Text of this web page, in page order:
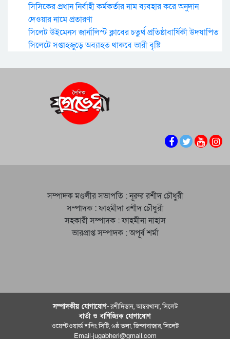
সিসিকের প্রধান নির্বাহী কর্মকর্তার নাম ব্যবহার করে অনুদান
দেওয়ার নামে প্রতারণা
সিলেট উইমেনস জার্নালিস্ট ক্লাবের চতুর্থ প্রতিষ্ঠাবার্ষিকী উদযাপিত
সিলেটে সপ্তাহজুড়ে অব্যাহত থাকবে ভারী বৃষ্টি
সম্পাদক মণ্ডলীর সভাপতি : নূরুর রশীদ চৌধুরী
সম্পাদক : ফাহমীদা রশীদ চৌধুরী
সহকারী সম্পাদক : ফাহমীনা নাহাস
ভারপ্রাপ্ত সম্পাদক : অপূর্ব শর্মা
সম্পাদকীয় যােগাযোগ-রশীদিস্তান, আম্বরখানা, সিলেট
বার্তা ও বাণিজ্যিক যোগাযােগ
ওয়েস্টওয়ার্ল্ড শপিং সিটি, ৬ষ্ঠ তলা, জিন্দাবাজার, সিলেট
Email-jugabheri@gmail.com